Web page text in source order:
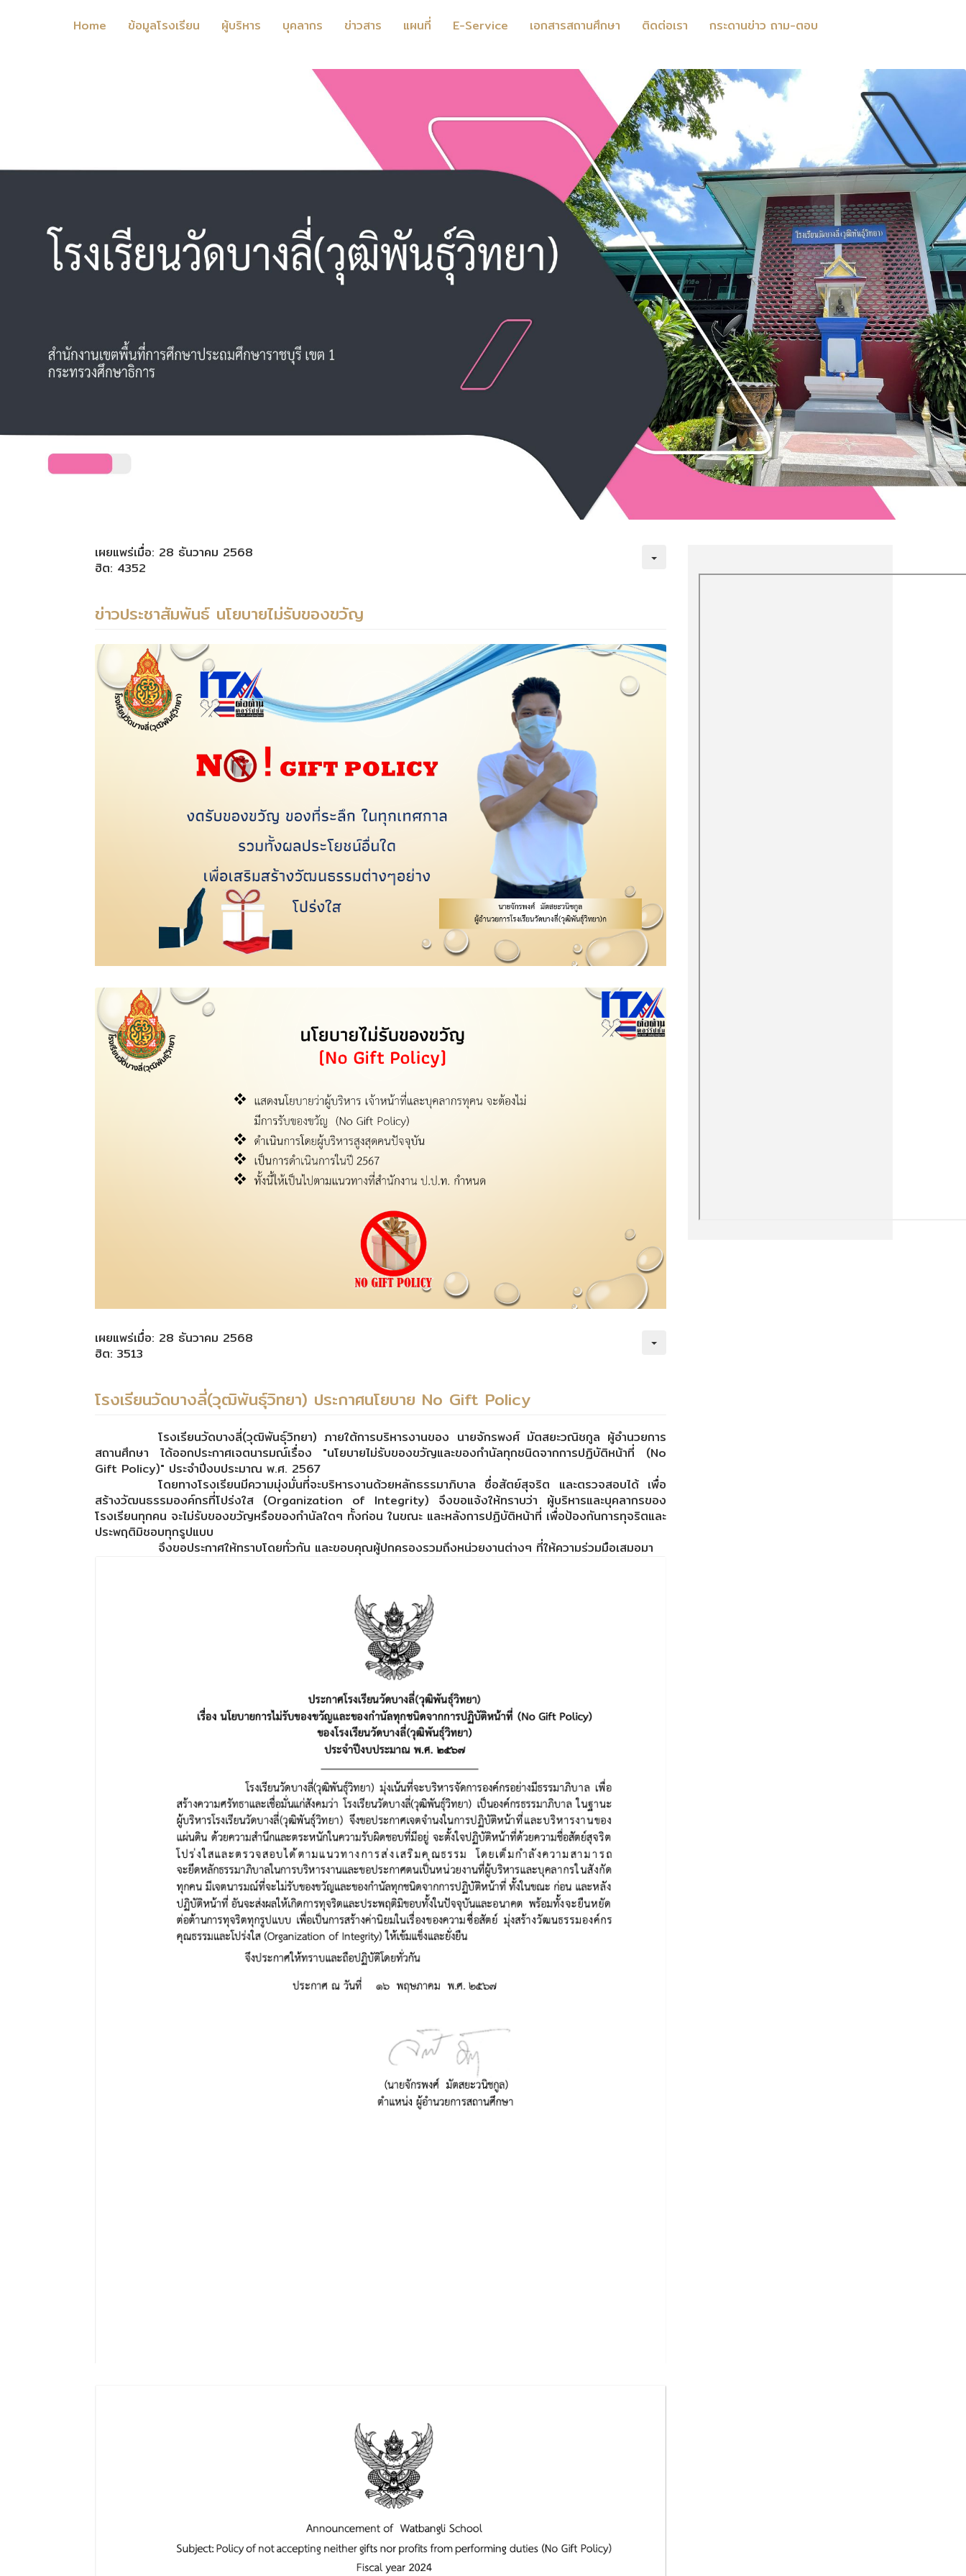
Home ข้อมูลโรงเรียน ผู้บริหาร บุคลากร ข่าวสาร แผนที่ E-Service เอกสารสถานศึกษา ติดต่อเรา กระดานข่าว ถาม-ตอบ
เผยแพร่เมื่อ: 28 ธันวาคม 2568
ฮิต: 4352
ข่าวประชาสัมพันธ์ นโยบายไม่รับของขวัญ
เผยแพร่เมื่อ: 28 ธันวาคม 2568
ฮิต: 3513
โรงเรียนวัดบางลี่(วุฒิพันธุ์วิทยา) ประกาศนโยบาย No Gift Policy
โรงเรียนวัดบางลี่(วุฒิพันธุ์วิทยา) ภายใต้การบริหารงานของ นายจักรพงศ์ มัตสยะวณิชกูล ผู้อำนวยการ
สถานศึกษา ได้ออกประกาศเจตนารมณ์เรื่อง "นโยบายไม่รับของขวัญและของกำนัลทุกชนิดจากการปฏิบัติหน้าที่ (No
Gift Policy)" ประจำปีงบประมาณ พ.ศ. 2567
โดยทางโรงเรียนมีความมุ่งมั่นที่จะบริหารงานด้วยหลักธรรมาภิบาล ซื่อสัตย์สุจริต และตรวจสอบได้ เพื่อ
สร้างวัฒนธรรมองค์กรที่โปร่งใส (Organization of Integrity) จึงขอแจ้งให้ทราบว่า ผู้บริหารและบุคลากรของ
โรงเรียนทุกคน จะไม่รับของขวัญหรือของกำนัลใดๆ ทั้งก่อน ในขณะ และหลังการปฏิบัติหน้าที่ เพื่อป้องกันการทุจริตและ
ประพฤติมิชอบทุกรูปแบบ
จึงขอประกาศให้ทราบโดยทั่วกัน และขอบคุณผู้ปกครองรวมถึงหน่วยงานต่างๆ ที่ให้ความร่วมมือเสมอมา